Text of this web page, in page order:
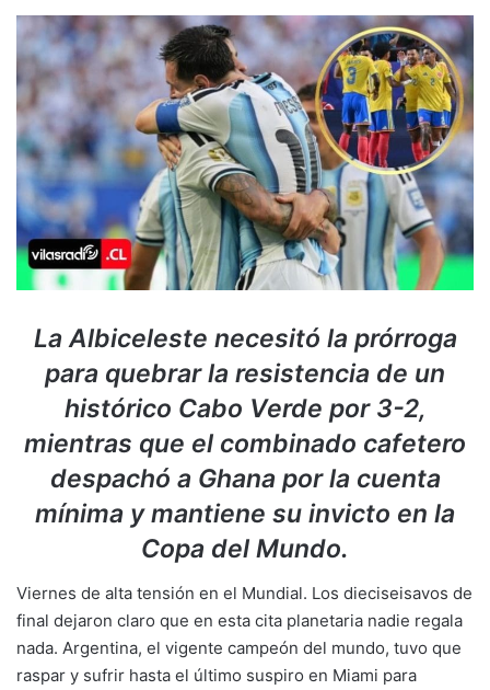
La Albiceleste necesitó la prórroga
para quebrar la resistencia de un
histórico Cabo Verde por 3-2,
mientras que el combinado cafetero
despachó a Ghana por la cuenta
mínima y mantiene su invicto en la
Copa del Mundo.
Viernes de alta tensión en el Mundial. Los dieciseisavos de
final dejaron claro que en esta cita planetaria nadie regala
nada. Argentina, el vigente campeón del mundo, tuvo que
raspar y sufrir hasta el último suspiro en Miami para